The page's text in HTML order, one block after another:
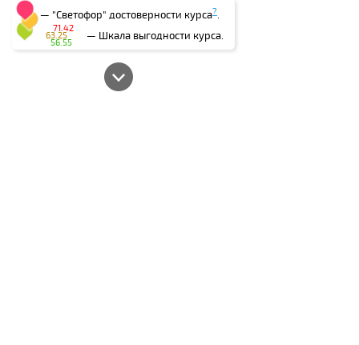
— "Светофор" достоверности курса?.
— Шкала выгодности курса.
56.55
63.25
71.42